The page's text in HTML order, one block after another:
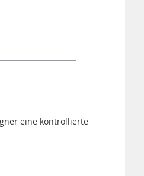
eine kontrollierte